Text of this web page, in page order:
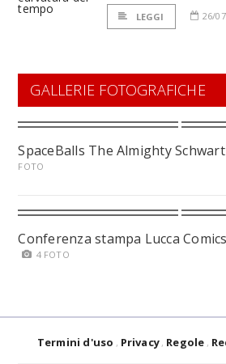
LEGGI 26/
GALLERIE FOTOGRAFICHE
SpaceBalls The Almighty
FOTO
Conferenza stampa Lucca
4 FOTO
Termini d'uso Privacy Regole